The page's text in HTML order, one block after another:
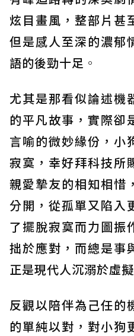
炫目畫風，整部片甚
但是感人至深的濃郁
語的後勁十足 。
尤其是那看似論述機
的平凡故事，實際卻
言喻的微妙緣份，小
寂寞，幸好拜科技所
親愛摯友的相知相惜
分開，從孤單又陷入
了擺脫寂寞而力圖振
拙於應對，而總是事
正是現代人沉溺於虛
反觀以陪伴為己任的
的單純以對，對小狗